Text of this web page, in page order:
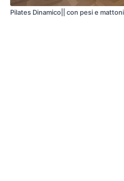
Pilates Dinamico|| con pesi e